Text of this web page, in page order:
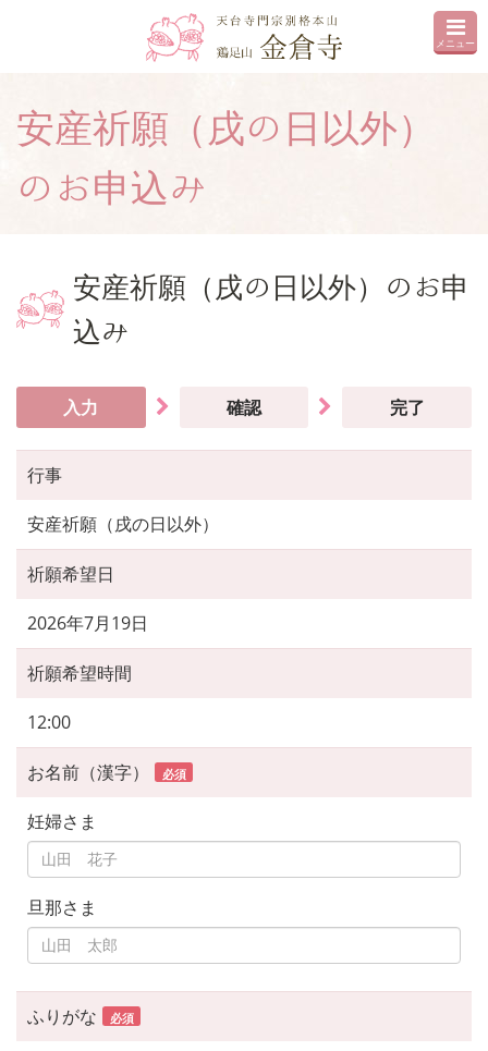
メニュー
安産祈願（戌の日以外）
のお申込み
安産祈願（戌の日以外）のお申
込み
入力 確認 完了
行事
安産祈願（戌の日以外）
祈願希望日
2026年7月19日
祈願希望時間
12:00
お名前（漢字） 必須
妊婦さま
旦那さま
ふりがな 必須